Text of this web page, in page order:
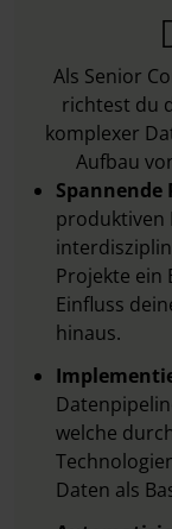
Als Senior
richtest du
komplexer
Aufbau
produktiven
Projekte ein
Einfluss
hinaus.
welche
Daten als